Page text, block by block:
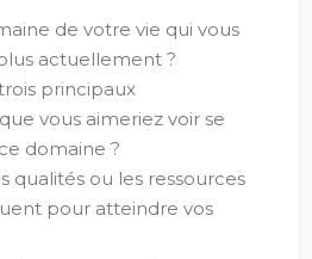
de votre vie qui vous
actuellement ?
principaux
vous aimeriez voir se
domaine ?
qualités ou les ressources
pour atteindre vos